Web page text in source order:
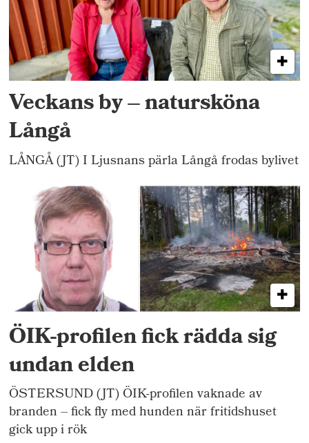
Veckans by – natursköna
Långå
LÅNGÅ (JT) I Ljusnans pärla Långå frodas bylivet
ÖIK-profilen fick rädda sig
undan elden
ÖSTERSUND (JT) ÖIK-profilen vaknade av
branden – fick fly med hunden när fritidshuset
gick upp i rök